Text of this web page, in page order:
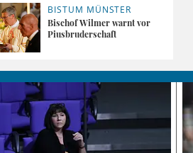
BISTUM MÜNSTER
Bischof Wilmer warnt vor
Piusbruderschaft